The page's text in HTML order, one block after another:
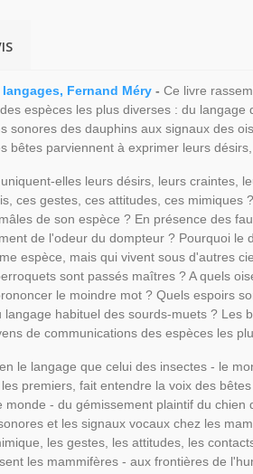
Fernand Méry - Ce livre
espèces les plus diverses : du
sonores des dauphins aux signaux des
bêtes parviennent à exprimer leurs
elles leurs désirs, leurs craintes,
ces gestes, ces attitudes, ces
de son espèce ? En présence des
de l'odeur du dompteur ? Pourquoi
espèce, mais qui vivent sous d'autres
sont passés maîtres ? A quels
le moindre mot ? Quels espoirs
habituel des sourds-muets ?
de communications des espèces les
le langage que celui des insectes - le
premiers, fait entendre la voix des
monde - du gémissement plaintif du
et les signaux vocaux chez les
les gestes, les attitudes, les
les mammifères - aux frontières de